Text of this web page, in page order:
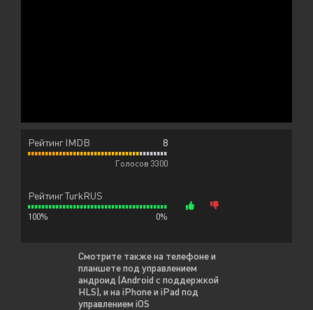
Рейтинг IMDB 8
Голосов 3300
Рейтинг TurkRUS
100% 0%
Смотрите также на телефоне и
планшете под управлением
андроид (Android с поддержкой
HLS), и на iPhone и iPad под
управлением iOS